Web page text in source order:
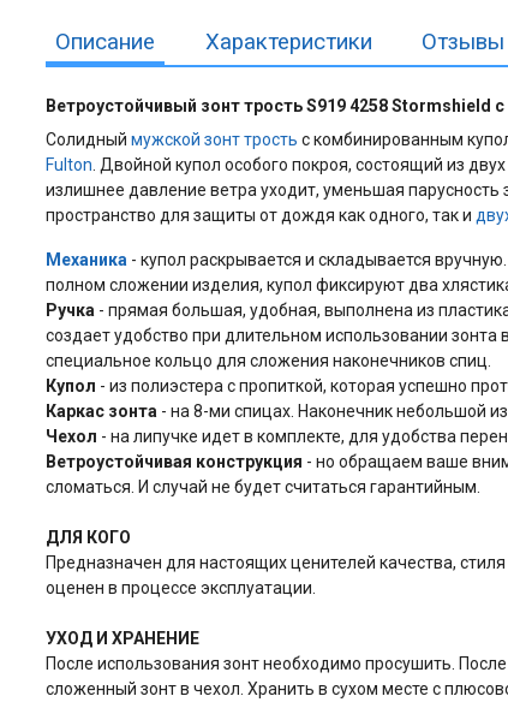
Описание
Ветроустойчивый зонт трость S919 4258 Stormshield
Солидныймужской зонт трость с комбинированным
Fulton. Двойной купол особого покроя, состоящий из
излишнее давление ветра уходит, уменьшая парусность
пространство для защиты от дождя как одного, так и
Механика - купол раскрывается и складывается
полном сложении изделия, купол фиксируют два
Ручка - прямая большая, удобная, выполнена из
создает удобство при длительном использовании
специальное кольцо для сложения наконечников спиц.
Купол - из полиэстера с пропиткой, которая успешно
Каркас зонта - на 8-ми спицах. Наконечник небольшой из
Чехол - на липучке идет в комплекте, для удобства
Ветроустойчивая конструкция - но обращаем ваше
сломаться. И случай не будет считаться гарантийным.
ДЛЯ КОГО
Предназначен для настоящих ценителей качества,
оценен в процессе эксплуатации.
УХОД И ХРАНЕНИЕ
После использования зонт необходимо просушить.
сложенный зонт в чехол. Хранить в сухом месте с
Характеристики Отзывы